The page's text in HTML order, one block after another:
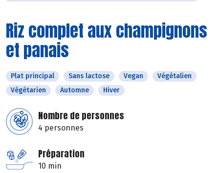
Riz complet aux champignons
et panais
Plat principal Sans lactose Vegan
Végétalien
Végétarien
Automne Hiver
Nombre de personnes
4 personnes
Préparation
10 min